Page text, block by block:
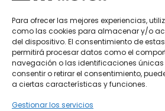
Para ofrecer las mejores experiencias,
como las cookies para almacenar y/o
del dispositivo. El consentimiento de
permitirá procesar datos como el
navegación o las identificaciones únicas
consentir o retirar el consentimiento,
a ciertas características y funciones.
Gestionar los servicios
Próximos
Eclipse by SELECTO
Del 12/08/2026 al 12/08/
autoClássico Porto